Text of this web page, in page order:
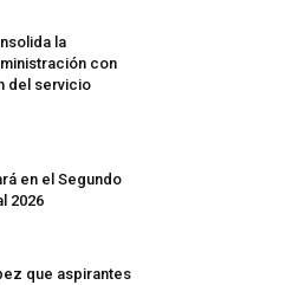
la
con
del servicio
en el Segundo
2026
que aspirantes